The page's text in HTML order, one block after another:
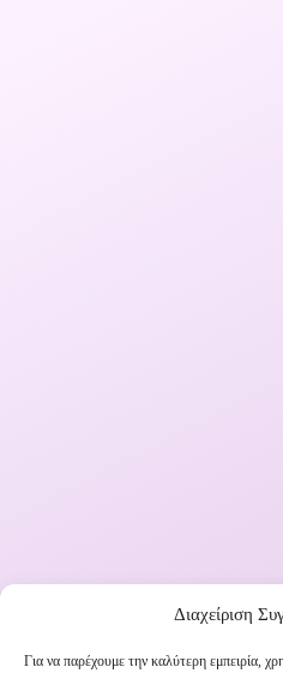
Διαχείριση
Για να παρέχουμε την καλύτερη εμπειρία,